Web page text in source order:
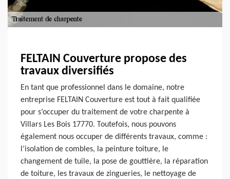
FELTAIN Couverture propose des
travaux diversifiés
En tant que professionnel dans le domaine, notre
entreprise FELTAIN Couverture est tout à fait qualifiée
pour s’occuper du traitement de votre charpente à
Villars Les Bois 17770. Toutefois, nous pouvons
également nous occuper de différents travaux, comme :
l’isolation de combles, la peinture toiture, le
changement de tuile, la pose de gouttière, la réparation
de toiture, les travaux de zingueries, le nettoyage de